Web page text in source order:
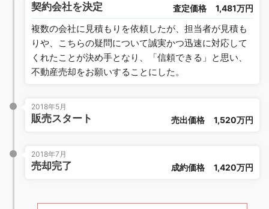
契約会社を決定 査定価格 1,481万円
複数の会社に見積もりを依頼したが、担当者が見積も
りや、こちらの疑問について誠実かつ迅速に対応して
くれたことが決め手となり、「信頼できる」と思い、
不動産売却をお願いすることにした。
2018年5月
販売スタート 売出価格 1,520万円
2018年7月
売却完了 成約価格 1,420万円